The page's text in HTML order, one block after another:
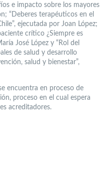
e impacto sobre los mayores
“Deberes terapéuticos en el
ejecutada por Joan López;
crítico ¿Siempre es
José López y “Rol del
de salud y desarrollo
salud y bienestar”,
encuentra en proceso de
proceso en el cual espera
acreditadores.